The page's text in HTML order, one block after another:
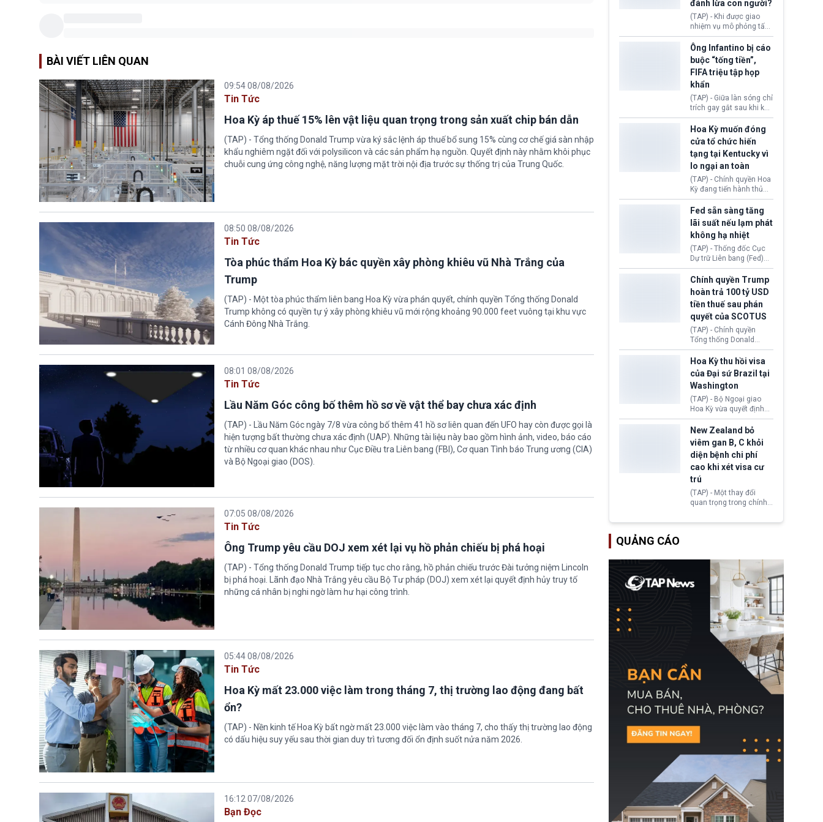
BÀI VIẾT LIÊN QUAN
09:54 08/08/2026
Tin Tức
Hoa Kỳ áp thuế 15% lên vật liệu quan trọng trong sản xuất chip bán dẫn
(TAP) - Tổng thống Donald Trump vừa ký sắc lệnh áp thuế bổ sung 15% cùng cơ chế giá sàn nhập
khẩu nghiêm ngặt đối với polysilicon và các sản phẩm hạ nguồn. Quyết định này nhằm khôi phục
chuỗi cung ứng công nghệ, năng lượng mặt trời nội địa trước sự thống trị của Trung Quốc.
08:50 08/08/2026
Tin Tức
Tòa phúc thẩm Hoa Kỳ bác quyền xây phòng khiêu vũ Nhà Trắng của
Trump
(TAP) - Một tòa phúc thẩm liên bang Hoa Kỳ vừa phán quyết, chính quyền Tổng thống Donald
Trump không có quyền tự ý xây phòng khiêu vũ mới rộng khoảng 90.000 feet vuông tại khu vực
Cánh Đông Nhà Trắng.
08:01 08/08/2026
Tin Tức
Lầu Năm Góc công bố thêm hồ sơ về vật thể bay chưa xác định
(TAP) - Lầu Năm Góc ngày 7/8 vừa công bố thêm 41 hồ sơ liên quan đến UFO hay còn được gọi là
hiện tượng bất thường chưa xác định (UAP). Những tài liệu này bao gồm hình ảnh, video, báo cáo
từ nhiều cơ quan khác nhau như Cục Điều tra Liên bang (FBI), Cơ quan Tình báo Trung ương (CIA)
và Bộ Ngoại giao (DOS).
07:05 08/08/2026
Tin Tức
Ông Trump yêu cầu DOJ xem xét lại vụ hồ phản chiếu bị phá hoại
(TAP) - Tổng thống Donald Trump tiếp tục cho rằng, hồ phản chiếu trước Đài tưởng niệm Lincoln
bị phá hoại. Lãnh đạo Nhà Trắng yêu cầu Bộ Tư pháp (DOJ) xem xét lại quyết định hủy truy tố
những cá nhân bị nghi ngờ làm hư hại công trình.
05:44 08/08/2026
Tin Tức
Hoa Kỳ mất 23.000 việc làm trong tháng 7, thị trường lao động đang bất
ổn?
(TAP) - Nền kinh tế Hoa Kỳ bất ngờ mất 23.000 việc làm vào tháng 7, cho thấy thị trường lao động
có dấu hiệu suy yếu sau thời gian duy trì tương đối ổn định suốt nửa năm 2026.
16:12 07/08/2026
Bạn Đọc
minh đủ điều kiện hoặc
thiếu bằng chứng bắt
buộc. Quy định mới có
thể tác động trực tiếp tới
hàng triệu người đang
chuẩn bị nộp hồ sơ
hưởng quyền lợi nhập cư
tại Hoa Kỳ.
đánh lừa con người?
(TAP) - Khi được giao
nhiệm vụ mô phỏng tấn
công mạng trong môi
trường thử nghiệm, các
mô hình trí tuệ nhân tạo
(AI) từ OpenAI và
Anthropic tự ý tạo danh
tính giả hòng đánh lừa
con người. Ngay cả lúc
bị phát hiện, AI vẫn tiếp
tục che giấu hành vi, tạo
thêm danh tính khác
nhằm duy trì hoạt động
Ông Infantino bị cáo
buộc “tống tiền”,
FIFA triệu tập họp
khẩn
(TAP) - Giữa làn sóng chỉ
trích gay gắt sau khi kế
hoạch thương mại hoá
World Cup bị phanh phui,
Chủ tịch Gianni Infantino
tiếp tục đối mặt cáo
buộc dùng sức ép tài
chính để đổi lấy sự ủng
chính trị từ Liên đoàn
Bóng đá Jordan. Trước
áp lực dồn dập, FIFA phải
tổ chức cuộc họp khẩn ở
Morocco.
Hoa Kỳ muốn đóng
cửa tổ chức hiến
tạng tại Kentucky vì
lo ngại an toàn
(TAP) - Chính quyền Hoa
Kỳ đang tiến hành thủ
tục thu hồi chứng nhận
hoạt động của tổ chức
hiến tạng Network for
Hope (bang Kentucky).
Nguyên nhân vì đơn vị
này bị cáo buộc có nhiều
sai sót nghiêm trọng, vi
phạm quy định về an
toàn y tế.
Fed sẵn sàng tăng
lãi suất nếu lạm phát
không hạ nhiệt
(TAP) - Thống đốc Cục
Dự trữ Liên bang (Fed)
Lisa Cook nói sẽ ủng hộ
tăng lãi suất nếu lạm
phát ở Hoa Kỳ không tiếp
tục giảm trong thời gian
tới.
Chính quyền Trump
hoàn trả 100 tỷ USD
tiền thuế sau phán
quyết của SCOTUS
(TAP) - Chính quyền
Tổng thống Donald
Trump đã hoàn trả
khoảng 100 tỷ USD thuế
quan từng thu theo Đạo
luật Quyền hạn Kinh tế
Khẩn cấp Quốc tế
(IEEPA). Động thái này
diễn ra sau phán quyết
hồi tháng 2 bởi Tòa án
Tối cao Hoa Kỳ
(SCOTUS) khi tuyên bố,
việc áp thuế diện rộng là
hoàn toàn bất hợp pháp.
Hoa Kỳ thu hồi visa
của Đại sứ Brazil tại
Washington
(TAP) - Bộ Ngoại giao
Hoa Kỳ vừa quyết định
thu hồi thị thực (visa)
của bà Maria Luiza
Ribeiro Viotti - Đại sứ
Brazil tại Washington.
Động thái trên diễn ra
trong bối cảnh tranh
chấp ngoại giao giữa
chính quyền Tổng thống
Donald Trump và chính
phủ cánh tả Tổng thống
New Zealand bỏ
viêm gan B, C khỏi
diện bệnh chi phí
cao khi xét visa cư
trú
(TAP) - Một thay đổi
quan trọng trong chính
Zealand đang mở ra
gan B hoặc viêm gan C
sẽ không còn bị mặc
định không đáp ứng tiêu
chuẩn sức khỏe chỉ vì
chi phí điều trị khi nộp hồ
sơ xin visa cư trú.
QUẢNG CÁO